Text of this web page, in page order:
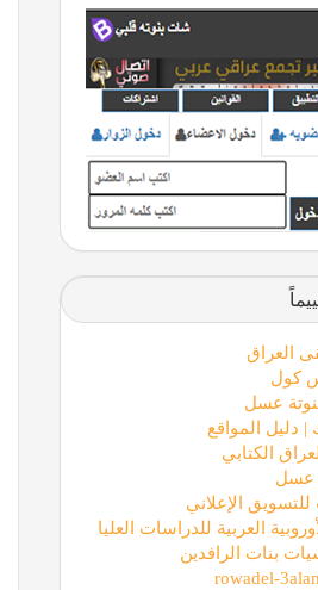
العراق
كول
عسل
دليل المواقع
الكتابي
عسل
الإعلاني
العربية للدراسات العليا
بنات الرافدين